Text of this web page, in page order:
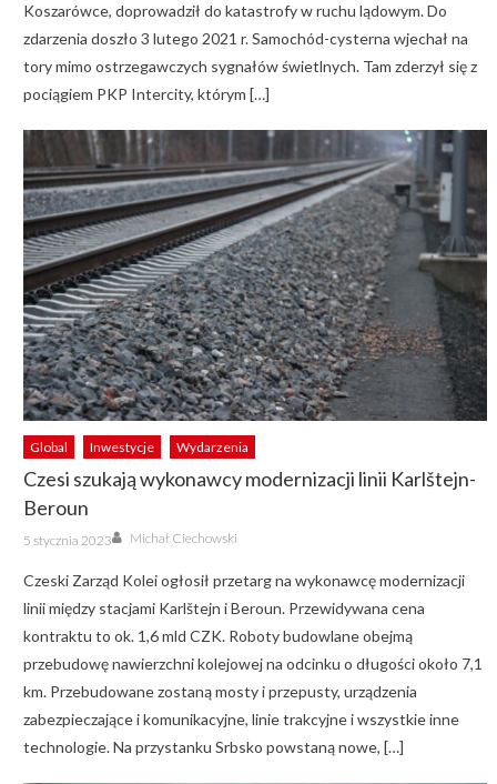
Koszarówce, doprowadził do katastrofy w ruchu lądowym. Do
zdarzenia doszło 3 lutego 2021 r. Samochód-cysterna wjechał na
tory mimo ostrzegawczych sygnałów świetlnych. Tam zderzył się z
pociągiem PKP Intercity, którym […]
Global Inwestycje Wydarzenia
Czesi szukają wykonawcy modernizacji linii Karlštejn-
Beroun
Posted
on
5 stycznia 2023 Author
Michał Ciechowski
Czeski Zarząd Kolei ogłosił przetarg na wykonawcę modernizacji
linii między stacjami Karlštejn i Beroun. Przewidywana cena
kontraktu to ok. 1,6 mld CZK. Roboty budowlane obejmą
przebudowę nawierzchni kolejowej na odcinku o długości około 7,1
km. Przebudowane zostaną mosty i przepusty, urządzenia
zabezpieczające i komunikacyjne, linie trakcyjne i wszystkie inne
technologie. Na przystanku Srbsko powstaną nowe, […]